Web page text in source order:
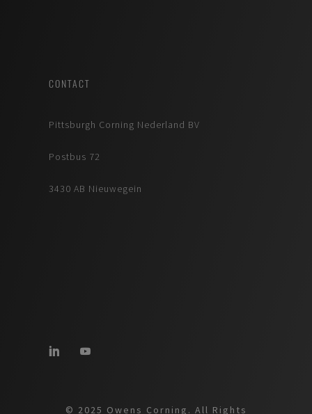
CONTACT
Pittsburgh Corning Nederland BV
Postbus 72
3430 AB Nieuwegein
© 2025 Owens Corning. All Rights